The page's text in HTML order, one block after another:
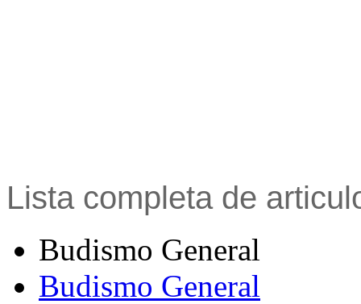
Lista completa de
Budismo General
Budismo General